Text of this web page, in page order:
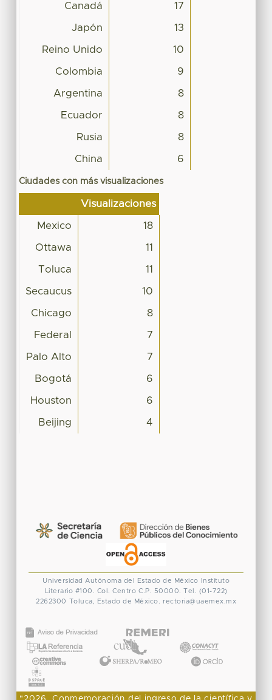
Canadá 17
Japón 13
Reino Unido 10
Colombia 9
Argentina 8
Ecuador 8
Rusia 8
China 6
Ciudades con más visualizaciones
Visualizaciones
Mexico 18
Ottawa 11
Toluca 11
Secaucus 10
Chicago 8
Federal 7
Palo Alto 7
Bogotá 6
Houston 6
Beijing 4
Universidad Autónoma del Estado de México
Instituto
Literario #100. Col. Centro C.P. 50000. Tel. (01-722)
2262300 Toluca, Estado de México. rectoria@uaemex.mx